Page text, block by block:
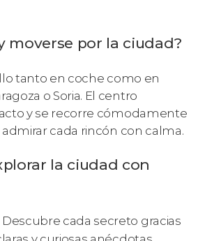
moverse por la ciudad?
tanto en coche como en
o Soria. El centro
y se recorre cómodamente
cada rincón con calma.
la ciudad con
Descubre cada secreto gracias